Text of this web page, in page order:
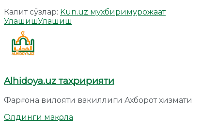
Калит сўзлар: Kun.uz мухбиримурожаат
УлашишУлашиш
Alhidoya.uz таҳририяти
Фарғона вилояти вакиллиги Ахборот хизмати
Олдинги мақола